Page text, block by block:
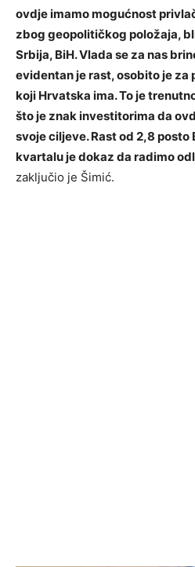
ovdje imamo mogućnost
zbog geopolitičkog položaja,
Srbija, BiH. Vlada se za nas
evidentan je rast, osobito je
koji Hrvatska ima. To je
što je znak investitorima da
svoje ciljeve. Rast od 2,8 posto
kvartalu je dokaz da radimo
zaključio je Šimić.